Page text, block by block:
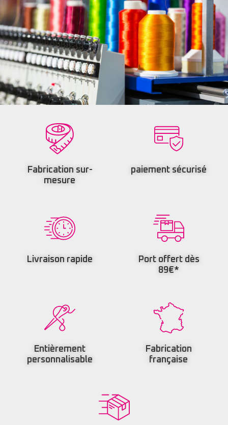
Fabrication sur-
mesure
paiement sécurisé
Livraison rapide
Port offert dès
89€*
Entièrement
personnalisable
Fabrication
française